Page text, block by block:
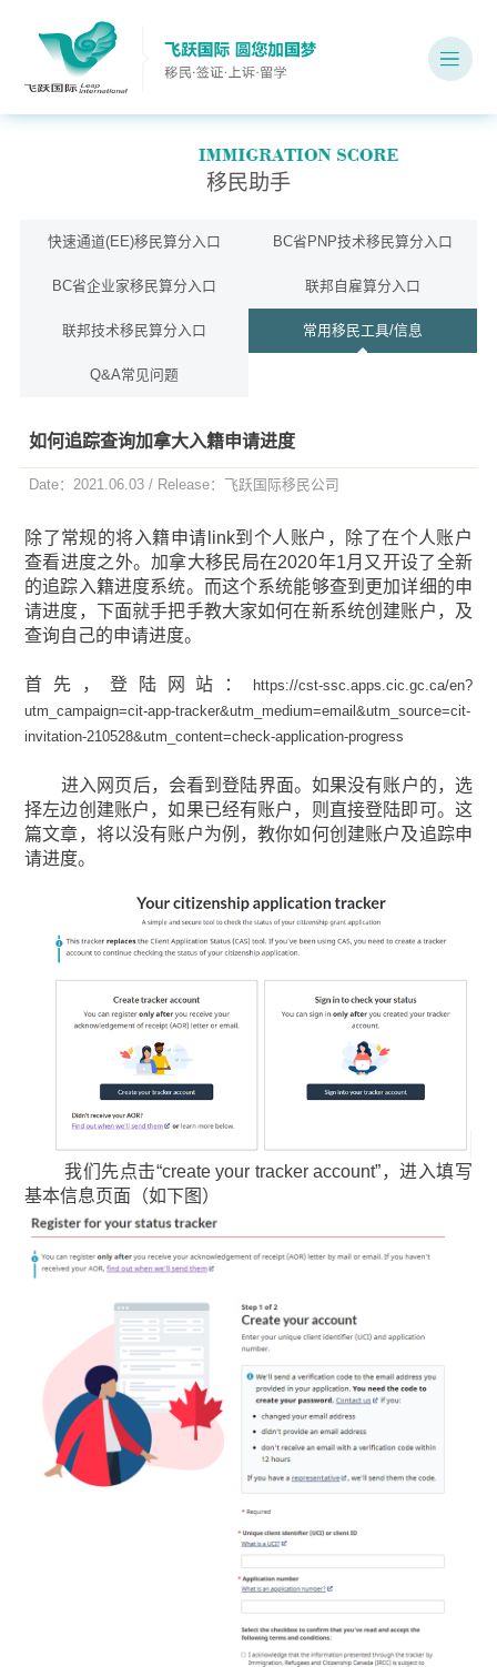
移民助手
快速通道(EE)移民算分入口 BC省PNP技术移民算分入口
BC省企业家移民算分入口 联邦自雇算分入口
联邦技术移民算分入口 常用移民工具/信息
Q&A常见问题
如何追踪查询加拿大入籍申请进度
Date：2021.06.03 / Release：飞跃国际移民公司
除了常规的将入籍申请link到个人账户，除了在个人账户
查看进度之外。加拿大移民局在2020年1月又开设了全新
的追踪入籍进度系统。而这个系统能够查到更加详细的申
请进度，下面就手把手教大家如何在新系统创建账户，及
查询自己的申请进度。
首先，登陆网站：
https://cst-ssc.apps.cic.gc.ca/en?
utm_campaign=cit-app-tracker&utm_medium=email&utm_source=cit-
invitation-210528&utm_content=check-application-progress
进入网页后，会看到登陆界面。如果没有账户的，选
择左边创建账户，如果已经有账户，则直接登陆即可。这
篇文章，将以没有账户为例，教你如何创建账户及追踪申
请进度。
我们先点击“create your tracker account”，进入填写
基本信息页面（如下图）